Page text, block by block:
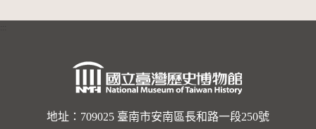
地址：709025 臺南市安南區長和路一段250號